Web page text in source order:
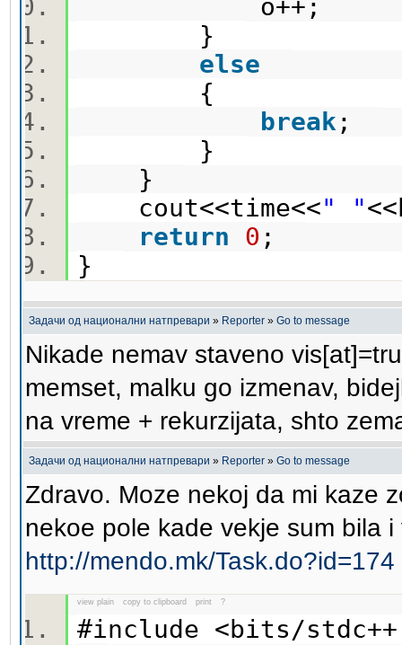
o++;
}
else
{
break;
}
}
cout<<time<<" "
return
0 ;
}
Задачи од национални натпревари » Reporter » Go to message
Nikade nemav staveno
memset, malku go izmenav,
na vreme + rekurzijata, shto
Задачи од национални натпревари » Reporter » Go to message
Zdravo. Moze nekoj da mi kaze
nekoe pole kade vekje sum bila
http://mendo.mk/Task.do?id=174
view plain copy to clipboard print ?
#include <bits/